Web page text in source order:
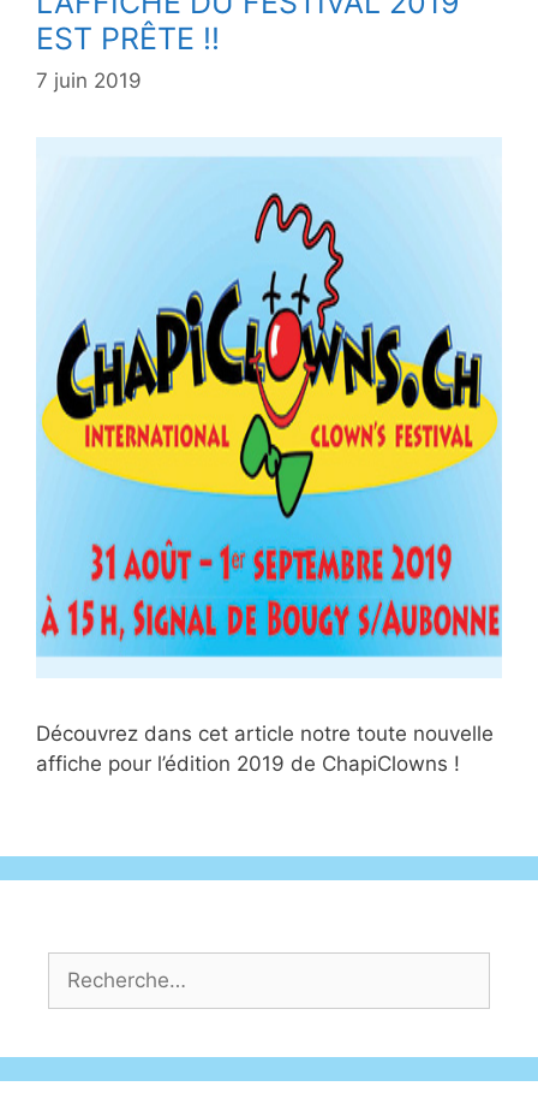
EST PRÊTE !!
7 juin 2019
Découvrez dans cet article notre toute nouvelle
affiche pour l’édition 2019 de ChapiClowns !